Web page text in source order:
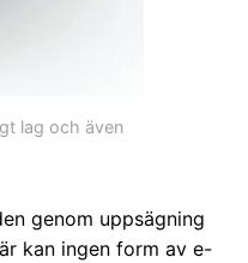
lag och även
genom uppsägning
kan ingen form av e-